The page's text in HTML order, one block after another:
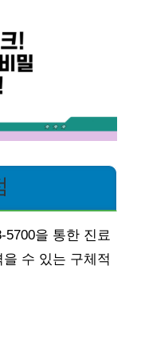
5700을 통한 진료
수 있는 구체적